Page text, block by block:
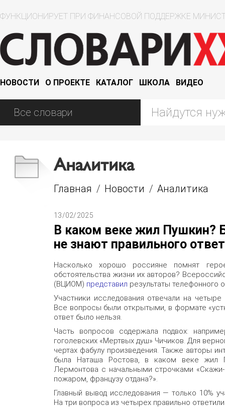
ФУНКЦИОНИРУЕТ ПРИ ФИНАНСОВОЙ ПОДДЕРЖКЕ
НОВОСТИ О ПРОЕКТЕ КАТАЛОГ ШКОЛА ВИДЕО
Аналитика
Главная / Новости / Аналитика
13/02/2025
В каком веке жил Пушкин?
не знают правильного
Насколько хорошо россияне помнят
обстоятельства жизни их авторов?
(ВЦИОМ) представил результаты телефонного
Участники исследования отвечали на
Все вопросы были открытыми, в формате
ответ было нельзя.
Часть вопросов содержала подвох:
гоголевских «Мертвых душ» Чичиков. Для
чертах фабулу произведения. Также авторы
была Наташа Ростова, в каком веке жил
Лермонтова с начальными строчками
пожаром, французу отдана?».
Главный вывод исследования — только 10%
На три вопроса из четырех правильно ответили